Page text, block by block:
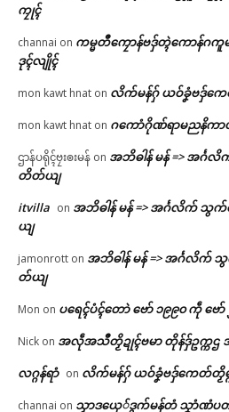
ကၠုၚ်
channai on ကမ္မတဳကၠောန်ဗဒှ်တ္ၚဲကောန်ဂ
ဒုၚ်လျိုၚ်
mon kawt hnat on လိက်မန်ဂှ် ယဝ်ခၞံဗဒှ်ကေ
mon kawt hnat on ဂကောံဂိုဏ်ရာမညနိက
ဌာန်ပရိုၚ်ဗၠးၜးမန် on အဘိဓါန် မန် => အၚ်္ဂ
တိတ်ယျ
itvilla on အဘိဓါန် မန် => အၚ်္ဂလိက် သွ
ယျ
jamonrott on အဘိဓါန် မန် => အၚ်္ဂလိက်
တ်ယျ
Mon on ပရေၚ်ပံၚ်တောဲ ဗော် ၁၉၉၀ ကဵု ဗ
Nick on အလဵုအသဳတၟိဍုၚ်ဗမာ တိုန်ဒှ်ဥက္ကဌ အာ
လဂ္ဂန်ရာံ on လိက်မန်ဂှ် ယဝ်ခၞံဗဒှ်ကေတ်တၟိမ္
channai on သၟာဒယှေ်ဒွက်မန်တံ သၞာံဏံပ